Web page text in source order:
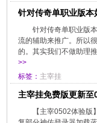
针对传奇单职业版
针对传奇单职业版
流的辅助来推广。所以
的。其实我们不做助理
>>
标签： 主宰挂
主宰挂免费版更新
【主宰0502体验